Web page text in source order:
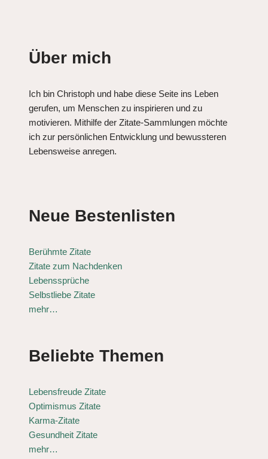
Über mich
Ich bin Christoph und habe diese Seite ins Leben
gerufen, um Menschen zu inspirieren und zu
motivieren. Mithilfe der Zitate-Sammlungen möchte
ich zur persönlichen Entwicklung und bewussteren
Lebensweise anregen.
Neue Bestenlisten
Berühmte Zitate
Zitate zum Nachdenken
Lebenssprüche
Selbstliebe Zitate
mehr…
Beliebte Themen
Lebensfreude Zitate
Optimismus Zitate
Karma-Zitate
Gesundheit Zitate
mehr…